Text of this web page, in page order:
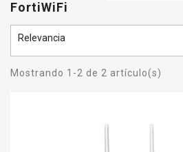
FortiWiFi
Relevancia
Mostrando 1-2 de 2 artículo(s)